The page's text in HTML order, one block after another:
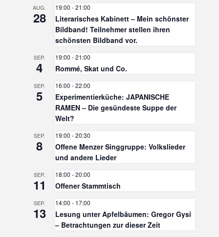
AUG.
28
19:00 -21:00
Literarisches Kabinett – Mein schönster
Bildband! Teilnehmer stellen ihren
schönsten Bildband vor.
SEP.
4
19:00 -21:00
Rommé, Skat und Co.
SEP.
5
16:00 -22:00
Experimentierküche: JAPANISCHE
RAMEN – Die gesündeste Suppe der
Welt?
SEP.
8
19:00 -20:30
Offene Menzer Singgruppe: Volkslieder
und andere Lieder
SEP.
11
18:00 -20:00
Offener Stammtisch
SEP.
13
14:00 - 17:00
Lesung unter Apfelbäumen: Gregor Gysi
– Betrachtungen zur dieser Zeit